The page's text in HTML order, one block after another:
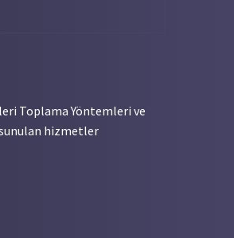
Toplama Yöntemleri ve
sunulan hizmetler